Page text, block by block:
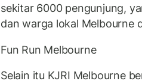
sekitar 6000 pengunjung,
dan warga lokal Melbourne
Fun Run Melbourne
Selain itu KJRI Melbourne